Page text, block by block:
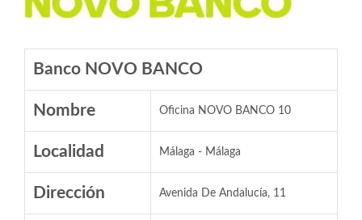
Banco NOVO BANCO
Nombre Oficina NOVO BANCO 10
Localidad Málaga - Málaga
Dirección Avenida De Andalucía, 11